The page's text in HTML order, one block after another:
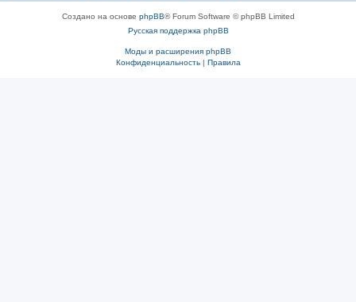
Создано на основе phpBB® Forum Software © phpBB Limited
Русская поддержка phpBB
Моды и расширения phpBB
Конфиденциальность| Правила